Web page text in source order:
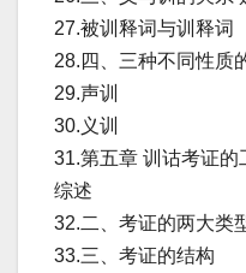
27.被训释词与训释词
28.四、三种不同性质
29.声训
30.义训
31.第五章 训诂考证的
综述
32.二、考证的两大类
33.三、考证的结构